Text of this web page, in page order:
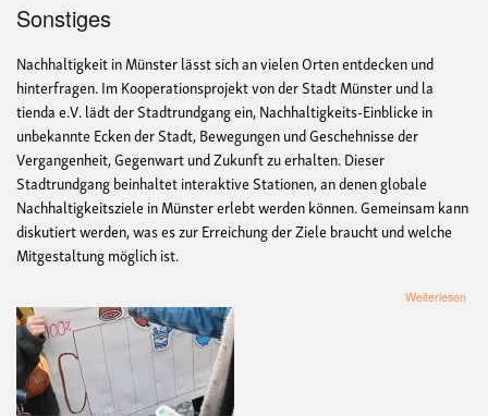
Sonstiges
Nachhaltigkeit in Münster lässt sich an vielen Orten entdecken und
hinterfragen. Im Kooperationsprojekt von der Stadt Münster und la
tienda e.V. lädt der Stadtrundgang ein, Nachhaltigkeits-Einblicke in
unbekannte Ecken der Stadt, Bewegungen und Geschehnisse der
Vergangenheit, Gegenwart und Zukunft zu erhalten. Dieser
Stadtrundgang beinhaltet interaktive Stationen, an denen globale
Nachhaltigkeitsziele in Münster erlebt werden können. Gemeinsam kann
diskutiert werden, was es zur Erreichung der Ziele braucht und welche
Mitgestaltung möglich ist.
Weiterlesen